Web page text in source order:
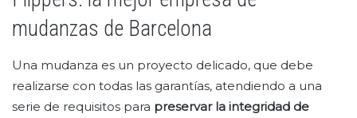
mudanzas de Barcelona
Una mudanza es un proyecto delicado, que debe
realizarse con todas las garantías, atendiendo a una
serie de requisitos para preservar la integridad de